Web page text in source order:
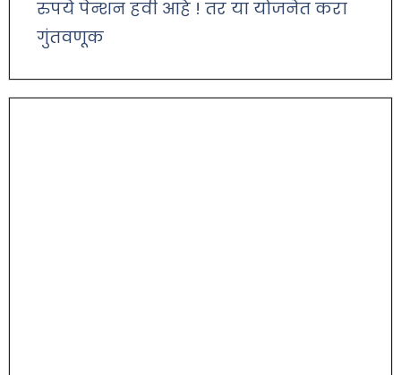
रुपये पेन्शन हवी आहे ! तर या योजनेत करा
गुंतवणूक